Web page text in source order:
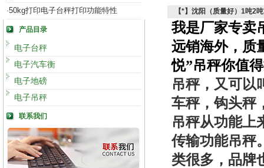
·50kg打印电子台秤打印功能特性
产品目录
电子台秤
电子汽车衡
电子地磅
电子吊秤
联系我们
【*】沈阳（质量好）1吨2
我是厂家专卖
远销海外，质
悦”吊秤你值
吊秤，又可以
车秤，钩头秤
吊秤从功能上
传输功能吊秤
类很多，品牌